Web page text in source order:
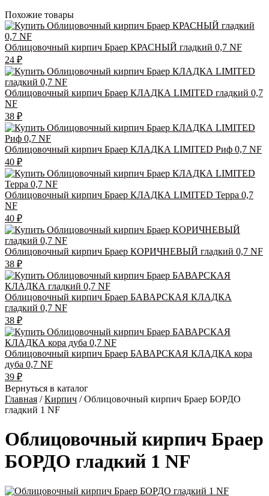
Похожие товары
Облицовочный кирпич Браер КРАСНЫЙ гладкий 0,7 NF
24 ₽
Облицовочный кирпич Браер КЛАДКА LIMITED гладкий 0,7
NF
38 ₽
Облицовочный кирпич Браер КЛАДКА LIMITED Риф 0,7 NF
40 ₽
Облицовочный кирпич Браер КЛАДКА LIMITED Терра 0,7
NF
40 ₽
Облицовочный кирпич Браер КОРИЧНЕВЫЙ гладкий 0,7 NF
38 ₽
Облицовочный кирпич Браер БАВАРСКАЯ КЛАДКА
гладкий 0,7 NF
38 ₽
Облицовочный кирпич Браер БАВАРСКАЯ КЛАДКА кора
дуба 0,7 NF
39 ₽
Вернуться в каталог
Главная /Кирпич / Облицовочный кирпич Браер БОРДО
гладкий 1 NF
Облицовочный кирпич Браер
БОРДО гладкий 1 NF